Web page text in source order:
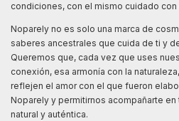
condiciones, con el mismo cuidado
Noparely no es solo una marca de
saberes ancestrales que cuida de ti y
Queremos que, cada vez que uses
conexión, esa armonía con la
reflejen el amor con el que fueron
Noparely y permitirnos acompañarte en
natural y auténtica.